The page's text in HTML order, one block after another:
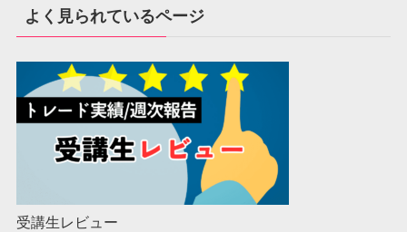
よく見られているページ
受講生レビュー